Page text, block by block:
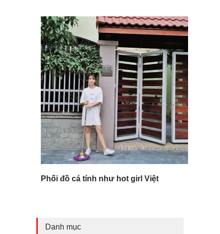
Phối đồ cá tính như hot girl Việt
Danh mục